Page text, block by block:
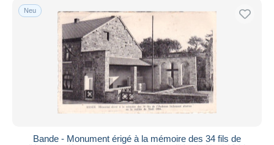
Übernehmen
Neu
Bande - Monument érigé à la mémoire des 34 fils de